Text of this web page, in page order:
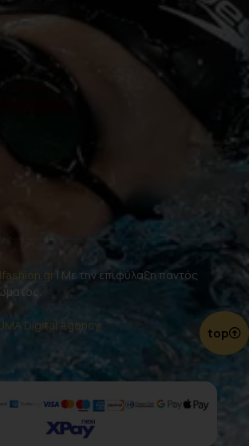
| Με την επιφύλαξη παντός
Digital Agency. top